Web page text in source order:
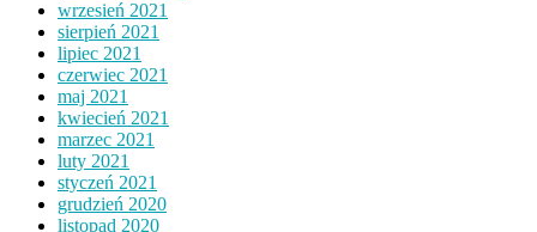
wrzesień 2021
sierpień 2021
lipiec 2021
czerwiec 2021
maj 2021
kwiecień 2021
marzec 2021
luty 2021
styczeń 2021
grudzień 2020
listopad 2020